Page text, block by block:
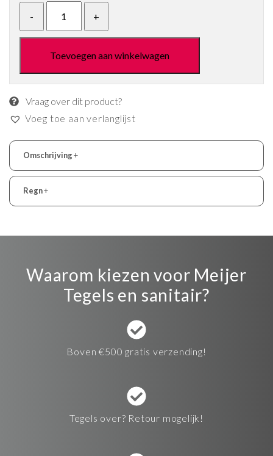
Toevoegen aan winkelwagen
Vraag over dit product?
Voeg toe aan verlanglijst
Omschrijving+
Regn+
Waarom kiezen voor Meijer
Tegels en sanitair?
Boven €500 gratis verzending!
Tegels over? Retour mogelijk!